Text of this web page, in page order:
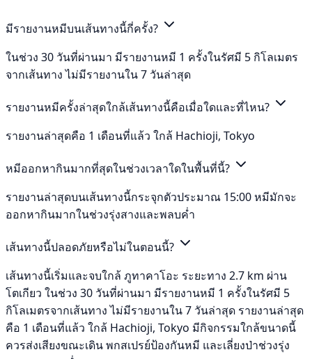
มีรายงานหมีบนเส้นทางนี้กี่ครั้ง?
ในช่วง 30 วันที่ผ่านมา มีรายงานหมี 1 ครั้งในรัศมี 5 กิโลเมตร
จากเส้นทาง ไม่มีรายงานใน 7 วันล่าสุด
รายงานหมีครั้งล่าสุดใกล้เส้นทางนี้คือเมื่อใดและที่ไหน?
รายงานล่าสุดคือ 1 เดือนที่แล้ว ใกล้ Hachioji, Tokyo
หมีออกหากินมากที่สุดในช่วงเวลาใดในพื้นที่นี้?
รายงานล่าสุดบนเส้นทางนี้กระจุกตัวประมาณ 15:00 หมีมักจะ
ออกหากินมากในช่วงรุ่งสางและพลบค่ำ
เส้นทางนี้ปลอดภัยหรือไม่ในตอนนี้?
เส้นทางนี้เริ่มและจบใกล้ ภูทาคาโอะ ระยะทาง 2.7 km ผ่าน
โตเกียว ในช่วง 30 วันที่ผ่านมา มีรายงานหมี 1 ครั้งในรัศมี 5
กิโลเมตรจากเส้นทาง ไม่มีรายงานใน 7 วันล่าสุด รายงานล่าสุด
คือ 1 เดือนที่แล้ว ใกล้ Hachioji, Tokyo มีกิจกรรมใกล้ขนาดนี้
ควรส่งเสียงขณะเดิน พกสเปรย์ป้องกันหมี และเลี่ยงป่าช่วงรุ่ง